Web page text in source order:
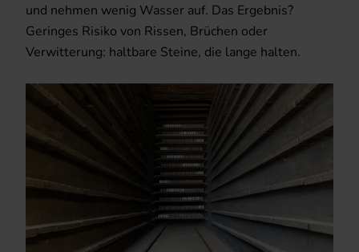
und nehmen wenig Wasser auf. Das Ergebnis?
Geringes Risiko von Rissen, Brüchen oder
Verwitterung: haltbare Steine, die lange halten.